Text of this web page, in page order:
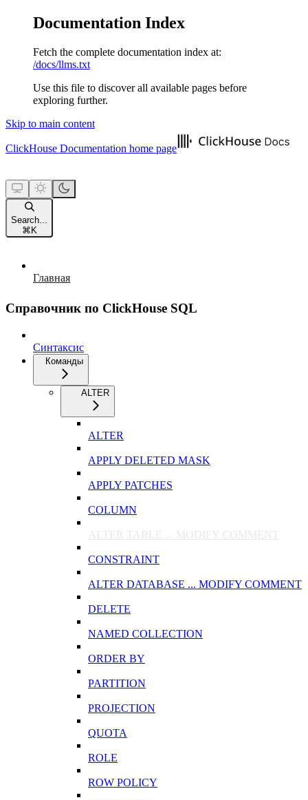
Documentation Index
Fetch the complete documentation index at:
/docs/llms.txt
Use this file to discover all available pages before
exploring further.
Skip to main content
ClickHouse Documentation home page
Search...
⌘ K
Главная
Справочник по ClickHouse SQL
Синтаксис
Команды
ALTER
ALTER
APPLY DELETED MASK
APPLY PATCHES
COLUMN
ALTER TABLE ... MODIFY COMMENT
CONSTRAINT
ALTER DATABASE ... MODIFY COMMENT
DELETE
NAMED COLLECTION
ORDER BY
PARTITION
PROJECTION
QUOTA
ROLE
ROW POLICY